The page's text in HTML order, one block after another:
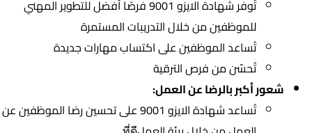
تُوفر شهادة الايزو 9001 فرصًا أفضل للتطوير المهني
للموظفين من خلال التدريبات المستمرة
تُساعد الموظفين على اكتساب مهارات جديدة
تُحسّن من فرص الترقية
شعور أكبر بالرضا عن العمل:
تُساعد شهادة الايزو 9001 على تحسين رضا الموظفين عن